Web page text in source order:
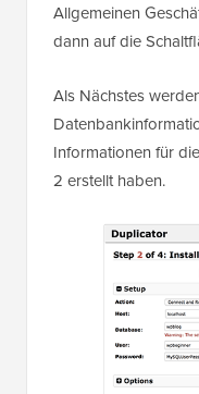
Allgemeinen
dann auf die
Als Nächstes
Informationen für
2 erstellt haben.